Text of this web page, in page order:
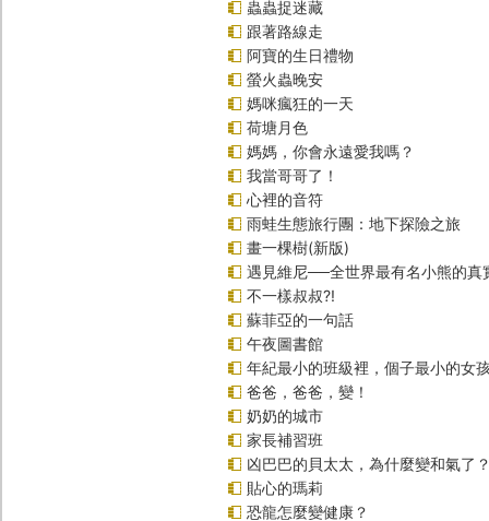
蟲蟲捉迷藏
跟著路線走
阿寶的生日禮物
螢火蟲晚安
媽咪瘋狂的一天
荷塘月色
媽媽，你會永遠愛我嗎？
我當哥哥了！
心裡的音符
雨蛙生態旅行團：地下探險之旅
畫一棵樹(新版)
遇見維尼──全世界最有名小熊的真
不一樣叔叔?!
蘇菲亞的一句話
午夜圖書館
年紀最小的班級裡，個子最小的女
爸爸，爸爸，變！
奶奶的城市
家長補習班
凶巴巴的貝太太，為什麼變和氣了
貼心的瑪莉
恐龍怎麼變健康？